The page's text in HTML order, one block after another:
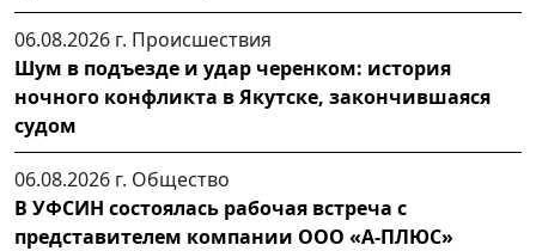
06.08.2026 г. Происшествия
Шум в подъезде и удар черенком: история
ночного конфликта в Якутске, закончившаяся
судом
06.08.2026 г. Общество
В УФСИН состоялась рабочая встреча с
представителем компании ООО «А-ПЛЮС»